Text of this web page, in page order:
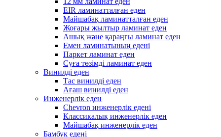
EIR ламинатталған еден
Майшабақ ламинатталған еден
Жоғары жылтыр ламинат еден
Ашық және қараңғы ламинат еден
Емен ламинатының едені
Паркет ламинат еден
Суға төзімді ламинат еден
Винилді еден
Тас винилді еден
Ағаш винилді еден
Инженерлік еден
Chevron инженерлік едені
Классикалық инженерлік еден
Майшабақ инженерлік еден
Бамбук едені